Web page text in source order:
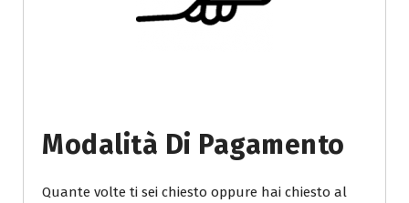
Modalità Di Pagamento
Quante volte ti sei chiesto oppure hai chiesto al